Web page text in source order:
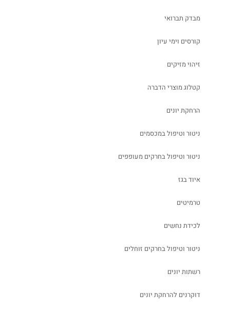
מבדק תברואי
קורסים וימי עיון
זיהוי מזיקים
קטלוג מוצרי הדברה
הרחקת יונים
ניטור וטיפול במכסמים
ניטור וטיפול בחרקים מעופפים
איוד בגז
טרמיטים
לכידת נחשים
ניטור וטיפול בחרקים זוחלים
רשתות יונים
דוקרנים להרחקת יונים